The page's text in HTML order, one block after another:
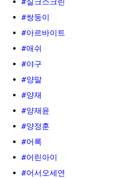
#쌍둥이
#아르바이트
#애쉬
#야구
#양말
#양재
#양재윤
#양정훈
#어록
#어린아이
#어서오세연